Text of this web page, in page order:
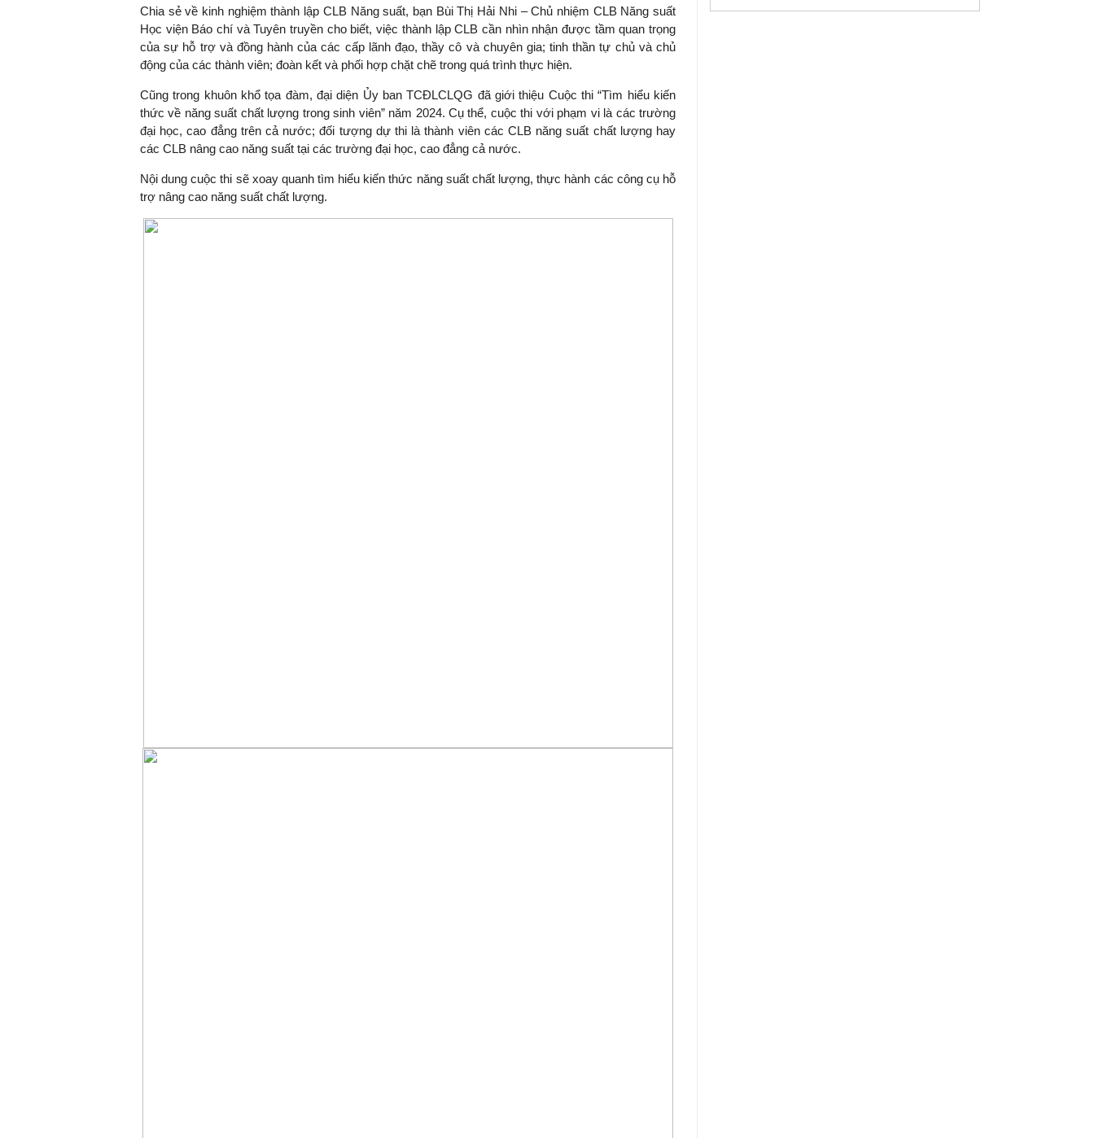
Chia sẻ về kinh nghiệm thành lập CLB Năng suất, bạn Bùi Thị Hải Nhi – Chủ nhiệm CLB Năng suất
Học viện Báo chí và Tuyên truyền cho biết, việc thành lập CLB cần nhìn nhận được tầm quan trọng
của sự hỗ trợ và đồng hành của các cấp lãnh đạo, thầy cô và chuyên gia; tinh thần tự chủ và chủ
động của các thành viên; đoàn kết và phối hợp chặt chẽ trong quá trình thực hiện.
Cũng trong khuôn khổ tọa đàm, đại diện Ủy ban TCĐLCLQG đã giới thiệu Cuộc thi “Tìm hiểu kiến
thức về năng suất chất lượng trong sinh viên” năm 2024. Cụ thể, cuộc thi với phạm vi là các trường
đại học, cao đẳng trên cả nước; đối tượng dự thi là thành viên các CLB năng suất chất lượng hay
các CLB nâng cao năng suất tại các trường đại học, cao đẳng cả nước.
Nội dung cuộc thi sẽ xoay quanh tìm hiểu kiến thức năng suất chất lượng, thực hành các công cụ hỗ
trợ nâng cao năng suất chất lượng.